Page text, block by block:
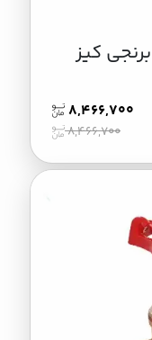
2 اینچ برنجی کیز
8,466,700
8,466,700